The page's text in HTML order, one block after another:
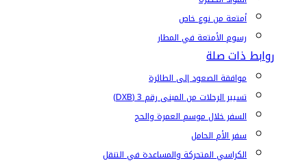
أمتعة من نوع خاص
رسوم الأمتعة في المطار
روابط ذات صلة
موافقة الصعود إلى الطائرة
تسيير الرحلات من المبنى رقم 3 (DXB)
السفر خلال موسم العمرة والحج
سفر الأم الحامل
الكراسي المتحركة والمساعدة في التنقل